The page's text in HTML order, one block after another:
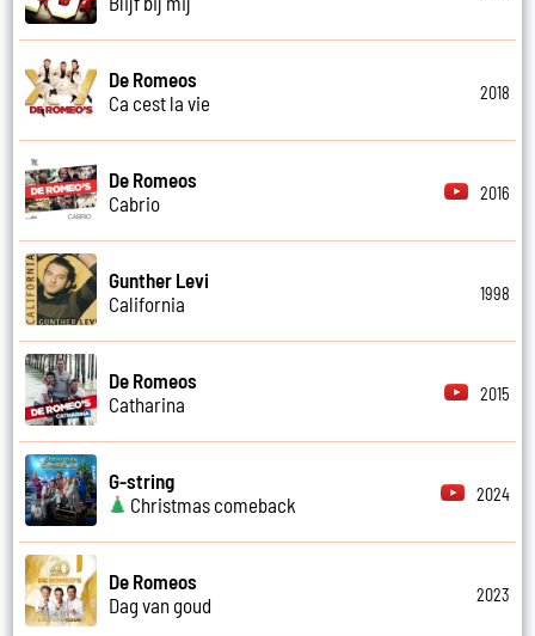
De Romeos
Ca cest la vie
2018
De Romeos
Cabrio
2016
Gunther Levi
California
1998
De Romeos
Catharina
2015
G-string
Christmas comeback
2024
De Romeos
Dag van goud
2023